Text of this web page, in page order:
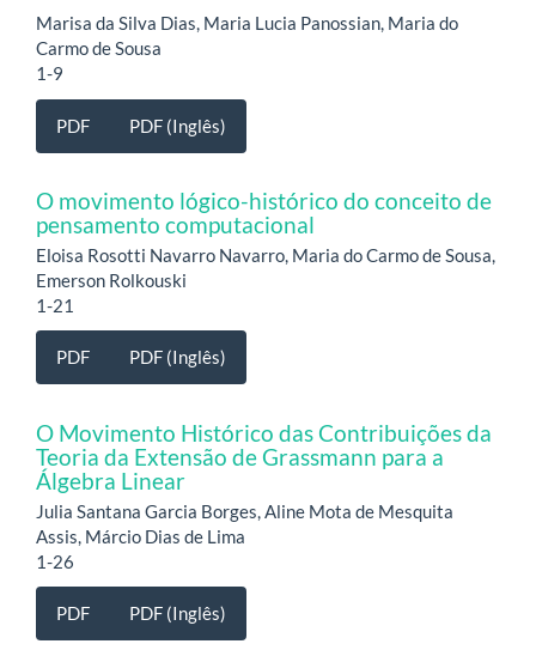
Marisa da Silva Dias, Maria Lucia Panossian, Maria do
Carmo de Sousa
1-9
PDF PDF (Inglês)
O movimento lógico-histórico do conceito de
pensamento computacional
Eloisa Rosotti Navarro Navarro, Maria do Carmo de Sousa,
Emerson Rolkouski
1-21
PDF PDF (Inglês)
O Movimento Histórico das Contribuições da
Teoria da Extensão de Grassmann para a
Álgebra Linear
Julia Santana Garcia Borges, Aline Mota de Mesquita
Assis, Márcio Dias de Lima
1-26
PDF PDF (Inglês)